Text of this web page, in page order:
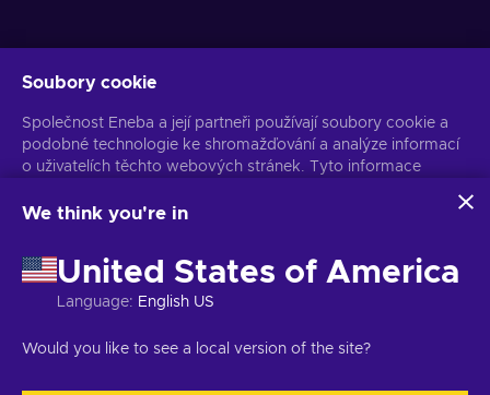
Získejte personalizované nabídky her
Předplatit
Z odběru se můžete kdykoli odhlásit. Více informací naleznete v
Copyright © 2026 Eneba. Všechna práva vyhrazena. JSC „Helis play“,
Soubory cookie
Společnost Eneba a její partneři používají soubory cookie a
podobné technologie ke shromažďování a analýze informací
o uživatelích těchto webových stránek. Tyto informace
stránkách. Vaše osobní údaje mohou být také použity k
Kliknutím na tlačítko „Přijmout vše“ souhlasíte s používáním
těchto technologií společností Eneba a jejími partnery. Svůj
souhlas můžete upravit kliknutím na tlačítko „Přizpůsobit“.
naleznete na Bezpečnost a ochrana osobních údajů firem
We think you're in
United States of America
Language: English US
Would you like to see a local version of the site?